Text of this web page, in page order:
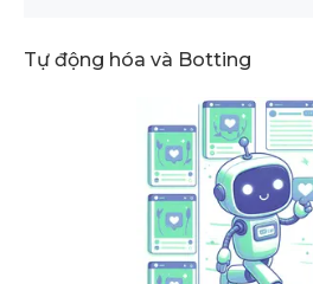
Tự động hóa và Botting